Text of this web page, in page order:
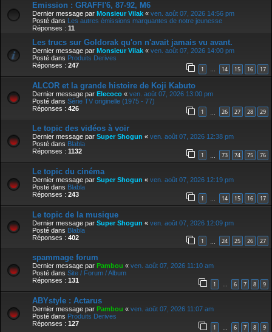
Emission : GRAFFI'6, 87-92, M6
Dernier message par Monsieur Vilak « ven. août 07, 2026 14:56 pm
Posté dans Les autres émissions marquantes de notre jeunesse
Réponses : 11
Les trucs sur Goldorak qu'on n'avait jamais vu avant.
Dernier message par Monsieur Vilak « ven. août 07, 2026 14:00 pm
Posté dans Produits Derives
Réponses : 247 1 … 14 15 16 17
ALCOR et la grande histoire de Koji Kabuto
Dernier message par Elecoco « ven. août 07, 2026 13:00 pm
Posté dans Série TV originelle (1975 - 77)
Réponses : 426 1 26 27 28 29
Le topic des vidéos à voir
Dernier message par Super Shogun « ven. août 07, 2026 12:38 pm
Posté dans Blabla
Réponses : 1132 1 73 74 75 76
Le topic du cinéma
Dernier message par Super Shogun « ven. août 07, 2026 12:19 pm
Posté dans Blabla
Réponses : 243 1 … 14 15 16 17
Le topic de la musique
Dernier message par Super Shogun « ven. août 07, 2026 12:09 pm
Posté dans Blabla
Réponses : 402 1 24 25 26 27
spammage forum
Dernier message par Pambou « ven. août 07, 2026 11:10 am
Posté dans Site / Forum / Album
Réponses : 131 1 … 6 7 8 9
ABYstyle : Actarus
Dernier message par Pambou « ven. août 07, 2026 11:07 am
Posté dans Produits Derives
Réponses : 127 1 … 6 7 8 9